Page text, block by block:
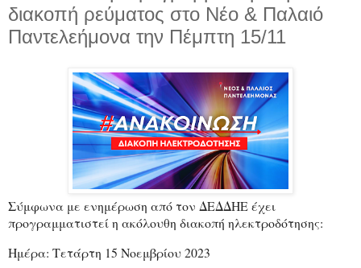
διακοπή ρεύματος στο Νέο & Παλαιό
Παντελεήμονα την Πέμπτη 15/11
Σύμφωνα με ενημέρωση από τον ΔΕΔΔΗΕ έχει
προγραμματιστεί η ακόλουθη διακοπή ηλεκτροδότησης:
Ημέρα: Τετάρτη 15 Νοεμβρίου 2023